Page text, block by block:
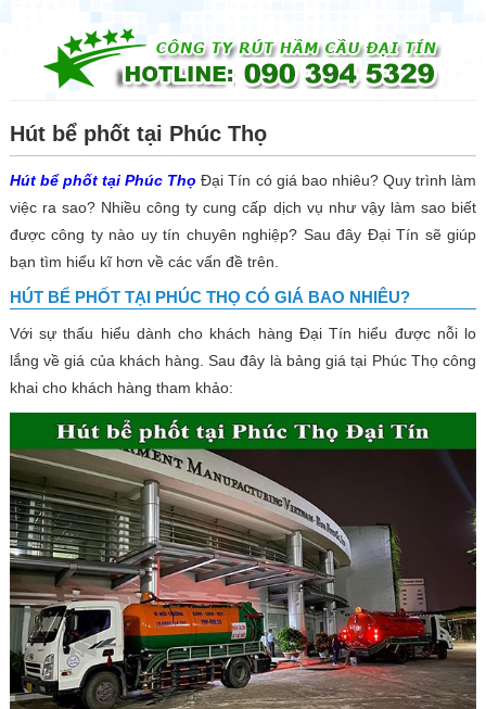
cầu
Dịch
vụ
Thông
cống
nghẹt
Thông
bồn
cầu
Nạo
hố
ga
Hút
Bể
Phốt
Tin
tức
Hút bể phốt tại Phúc Thọ
Hút bể phốt tại Phúc Thọ Đại Tín có giá bao nhiêu? Quy trình làm
việc ra sao? Nhiều công ty cung cấp dịch vụ như vậy làm sao biết
được công ty nào uy tín chuyên nghiệp? Sau đây Đại Tín sẽ giúp
bạn tìm hiểu kĩ hơn về các vấn đề trên.
HÚT BỂ PHỐT TẠI PHÚC THỌ CÓ GIÁ BAO NHIÊU?
Với sự thấu hiểu dành cho khách hàng Đại Tín hiểu được nỗi lo
lắng về giá của khách hàng. Sau đây là bảng giá tại Phúc Thọ công
khai cho khách hàng tham khảo: